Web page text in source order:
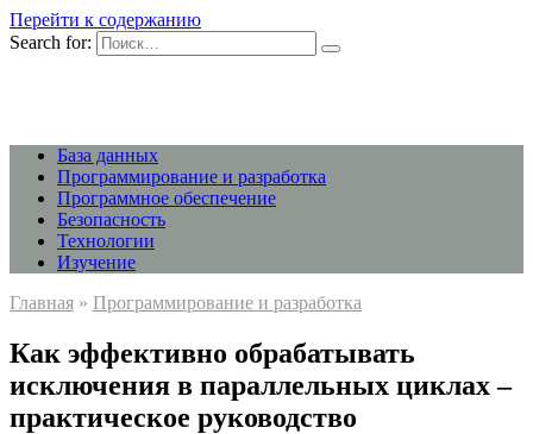
Перейти к содержанию
Search for:
База данных
Программирование и разработка
Программное обеспечение
Безопасность
Технологии
Изучение
Главная » Программирование и разработка
Как эффективно обрабатывать
исключения в параллельных циклах –
практическое руководство